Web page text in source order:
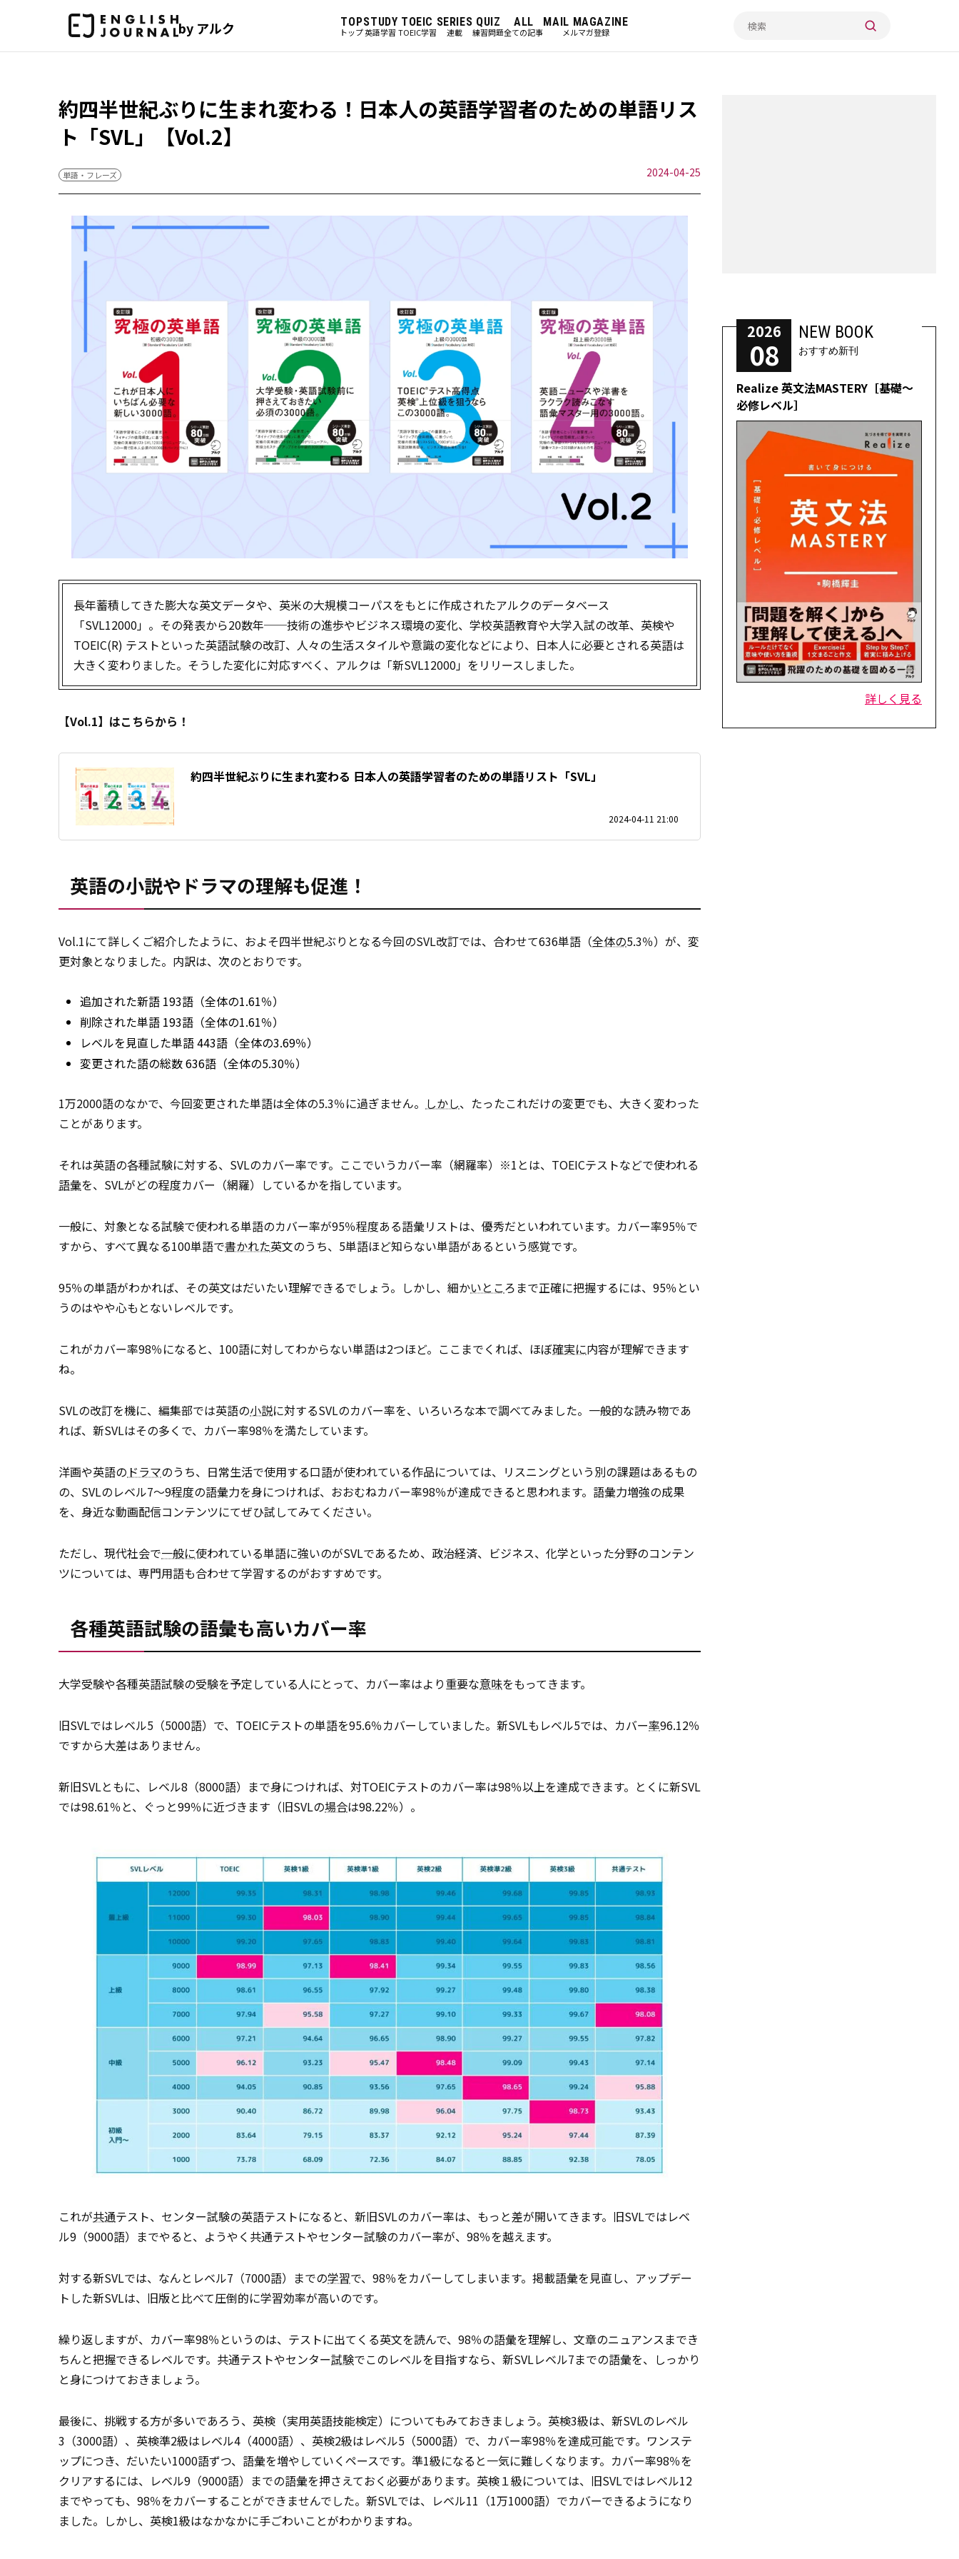
by アルク TOP
トップ
STUDY
英語学習
TOEIC
TOEIC学習
SERIES
連載
QUIZ
練習問題
ALL
全ての記事
MAIL MAGAZINE
メルマガ登録
約四半世紀ぶりに生まれ変わる！日本人の英語学習者のための単語リス
ト「SVL」【Vol.2】
単語・フレーズ 2024-04-25
長年蓄積してきた膨大な英文データや、英米の大規模コーパスをもとに作成されたアルクのデータベース
「SVL12000」。その発表から20数年──技術の進歩やビジネス環境の変化、学校英語教育や大学入試の改革、英検や
TOEIC(R) テストといった英語試験の改訂、人々の生活スタイルや意識の変化などにより、日本人に必要とされる英語は
大きく変わりました。そうした変化に対応すべく、アルクは「新SVL12000」をリリースしました。
【Vol.1】はこちらから！
約四半世紀ぶりに生まれ変わる 日本人の英語学習者のための単語リスト「SVL」
2024-04-11 21:00
英語の小説やドラマの理解も促進！
Vol.1にて詳しくご紹介したように、およそ四半世紀ぶりとなる今回のSVL改訂では、合わせて636単語（全体の5.3％）が、変
更対象となりました。内訳は、次のとおりです。
追加された新語 193語（全体の1.61％）
削除された単語 193語（全体の1.61％）
レベルを見直した単語 443語（全体の3.69％）
変更された語の総数 636語（全体の5.30％）
1万2000語のなかで、今回変更された単語は全体の5.3％に過ぎません。 しかし、たったこれだけの変更でも、大きく変わった
ことがあります。
それは英語の各種試験に対する、SVLのカバー率です。ここでいうカバー率（網羅率）※1とは、TOEICテストなどで使われる
語彙を、SVLがどの程度カバー（網羅）しているかを指しています。
一般に、対象となる試験で使われる単語のカバー率が95％程度ある語彙リストは、優秀だといわれています。カバー率95％で
すから、すべて異なる100単語で書かれた英文のうち、5単語ほど知らない単語があるという感覚です。
95％の単語がわかれば、その英文はだいたい理解できるでしょう。しかし、細かいところまで正確に把握するには、95％とい
うのはやや心もとないレベルです。
これがカバー率98％になると、100語に対してわからない単語は2つほど。ここまでくれば、ほぼ確実に内容が理解できます
ね。
SVLの改訂を機に、編集部では英語の小説に対するSVLのカバー率を、いろいろな本で調べてみました。一般的な読み物であ
れば、新SVLはその多くで、カバー率98％を満たしています。
洋画や英語の ドラマのうち、日常生活で使用する口語が使われている作品については、リスニングという別の課題はあるもの
の、SVLのレベル7～9程度の語彙力を身につければ、おおむねカバー率98％が達成できると思われます。語彙力増強の成果
を、身近な動画配信コンテンツにてぜひ試してみてください。
ただし、現代社会で一般に使われている単語に強いのがSVLであるため、政治経済、ビジネス、化学といった分野のコンテン
ツについては、専門用語も合わせて学習するのがおすすめです。
各種英語試験の語彙も高いカバー率
大学受験や各種英語試験の受験を予定している人にとって、カバー率はより重要な意味をもってきます。
旧SVLではレベル5（5000語）で、TOEICテストの単語を95.6％カバーしていました。新SVLもレベル5では、カバー率96.12％
ですから大差はありません。
新旧SVLともに、レベル8（8000語）まで身につければ、対TOEICテストのカバー率は98％以上を達成できます。とくに新SVL
では98.61％と、ぐっと99％に近づきます（旧SVLの場合は98.22％）。
これが共通テスト、センター試験の英語テストになると、新旧SVLのカバー率は、もっと差が開いてきます。旧SVLではレベ
ル9（9000語）までやると、ようやく共通テストやセンター試験のカバー率が、98％を越えます。
対する新SVLでは、なんとレベル7（7000語）までの学習で、98％をカバーしてしまいます。掲載語彙を見直し、アップデー
トした新SVLは、旧版と比べて圧倒的に学習効率が高いのです。
繰り返しますが、カバー率98％というのは、テストに出てくる英文を読んで、98％の語彙を理解し、文章のニュアンスまでき
ちんと把握できるレベルです。共通テストやセンター試験でこのレベルを目指すなら、新SVLレベル7までの語彙を、しっかり
と身につけておきましょう。
最後に、挑戦する方が多いであろう、英検（実用英語技能検定）についてもみておきましょう。英検3級は、新SVLのレベル
3（3000語）、英検準2級はレベル4（4000語）、英検2級はレベル5（5000語）で、カバー率98％を達成可能です。ワンステ
ップにつき、だいたい1000語ずつ、語彙を増やしていくペースです。準1級になると一気に難しくなります。カバー率98％を
クリアするには、レベル9（9000語）までの語彙を押さえておく必要があります。英検１級については、旧SVLではレベル12
までやっても、98％をカバーすることができませんでした。新SVLでは、レベル11（1万1000語）でカバーできるようになり
ました。しかし、英検1級はなかなかに手ごわいことがわかりますね。
2026
08
NEW BOOK
おすすめ新刊
Realize 英文法MASTERY［基礎～
必修レベル］
詳しく見る